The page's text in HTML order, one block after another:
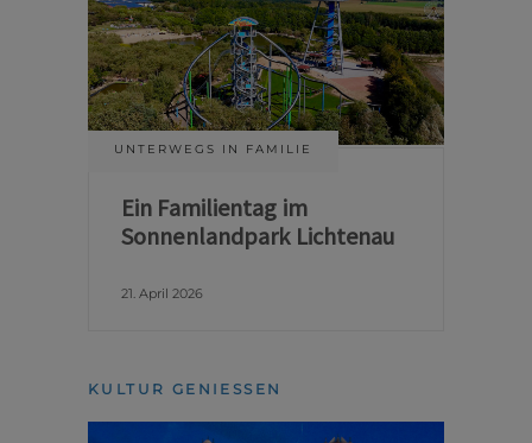
UNTERWEGS IN FAMILIE
Ein Familientag im
Sonnenlandpark Lichtenau
21. April 2026
KULTUR GENIESSEN